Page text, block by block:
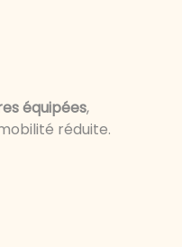
équipées,
réduite.